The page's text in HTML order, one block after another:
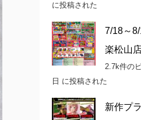
に投稿された
7/18～
楽松山
2.7k件の
日 に投稿された
新作プ